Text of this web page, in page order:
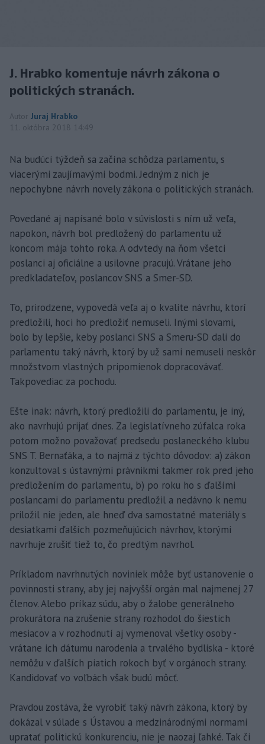
J. Hrabko komentuje návrh zákona o
politických stranách.
Autor Juraj Hrabko
11. októbra 2018 14:49
Na budúci týždeň sa začína schôdza parlamentu, s
viacerými zaujímavými bodmi. Jedným z nich je
nepochybne návrh novely zákona o politických stranách.
Povedané aj napísané bolo v súvislosti s ním už veľa,
napokon, návrh bol predložený do parlamentu už
koncom mája tohto roka. A odvtedy na ňom všetci
poslanci aj oficiálne a usilovne pracujú. Vrátane jeho
predkladateľov, poslancov SNS a Smer-SD.
To, prirodzene, vypovedá veľa aj o kvalite návrhu, ktorí
predložili, hoci ho predložiť nemuseli. Inými slovami,
bolo by lepšie, keby poslanci SNS a Smeru-SD dali do
parlamentu taký návrh, ktorý by už sami nemuseli neskôr
množstvom vlastných pripomienok dopracovávať.
Takpovediac za pochodu.
Ešte inak: návrh, ktorý predložili do parlamentu, je iný,
ako navrhujú prijať dnes. Za legislatívneho zúfalca roka
potom možno považovať predsedu poslaneckého klubu
SNS T. Bernaťáka, a to najmä z týchto dôvodov: a) zákon
konzultoval s ústavnými právnikmi takmer rok pred jeho
predložením do parlamentu, b) po roku ho s ďalšími
poslancami do parlamentu predložil a nedávno k nemu
priložil nie jeden, ale hneď dva samostatné materiály s
desiatkami ďalších pozmeňujúcich návrhov, ktorými
navrhuje zrušiť tiež to, čo predtým navrhol.
Príkladom navrhnutých noviniek môže byť ustanovenie o
povinnosti strany, aby jej najvyšší orgán mal najmenej 27
členov. Alebo príkaz súdu, aby o žalobe generálneho
prokurátora na zrušenie strany rozhodol do šiestich
mesiacov a v rozhodnutí aj vymenoval všetky osoby -
vrátane ich dátumu narodenia a trvalého bydliska - ktoré
nemôžu v ďalších piatich rokoch byť v orgánoch strany.
Kandidovať vo voľbách však budú môcť.
Pravdou zostáva, že vyrobiť taký návrh zákona, ktorý by
dokázal v súlade s Ústavou a medzinárodnými normami
upratať politickú konkurenciu, nie je naozaj ľahké. Tak či